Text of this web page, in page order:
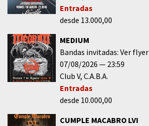
Entradas
desde 13.000,00
MEDIUM
Bandas invitadas: Ver flyer
07/08/2026
23:59
Club V C.A.B.A.
Entradas
desde 10.000,00
CUMPLE MACABRO LVI